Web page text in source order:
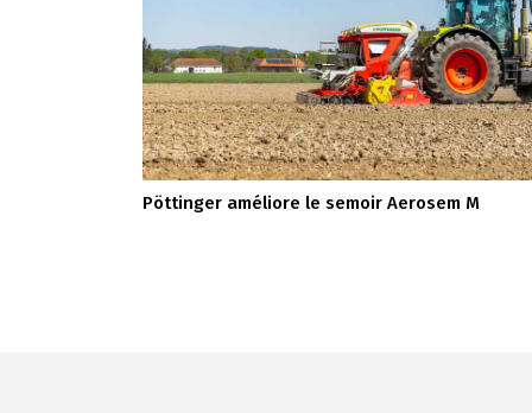
Pöttinger améliore le semoir Aerosem M